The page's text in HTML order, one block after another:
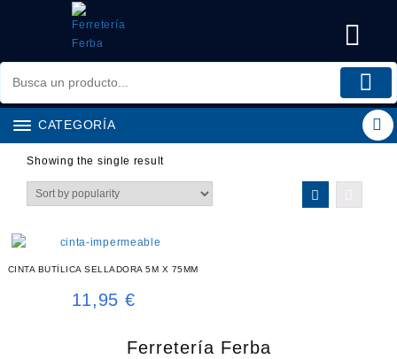
CATEGORÍA
Showing the single result
CINTA BUTÍLICA SELLADORA 5M X 75MM
11,95 €
Ferretería Ferba